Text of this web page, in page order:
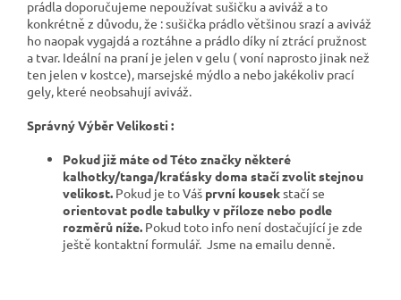
prádla doporučujeme nepoužívat sušičku a aviváž a to
konkrétně z důvodu, že : sušička prádlo většinou srazí a aviváž
ho naopak vygajdá a roztáhne a prádlo díky ní ztrácí pružnost
a tvar. Ideální na praní je jelen v gelu ( voní naprosto jinak než
ten jelen v kostce), marsejské mýdlo a nebo jakékoliv prací
gely, které neobsahují aviváž.
Správný Výběr Velikosti :
Pokud již máte od Této značky některé
kalhotky/tanga/kraťásky doma stačí zvolit stejnou
velikost. Pokud je to Váš první kousekstačí se
orientovat podle tabulky v příloze nebo podle
rozměrů níže. Pokud toto info není dostačující je zde
ještě kontaktní formulář. Jsme na emailu denně.